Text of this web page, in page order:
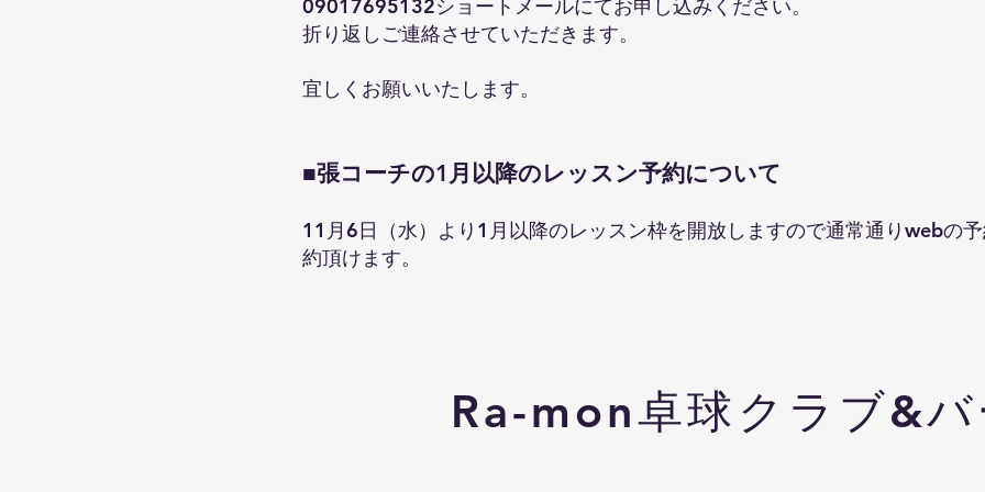
09017695132ショートメールにてお申し込みください。
折り返しご連絡させていただきます。
宜しくお願いいたします。
■張コーチの1月以降のレッスン予約について
11月6日（水）より1月以降のレッスン枠を開放しますので通常通りwebの
約頂けます。
Ra-mon卓球クラブ&バ